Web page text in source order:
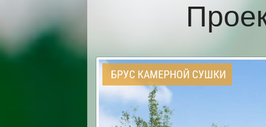
БРУС КАМЕРНОЙ СУШКИ